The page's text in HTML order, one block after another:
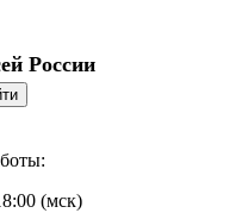
России
(мск)